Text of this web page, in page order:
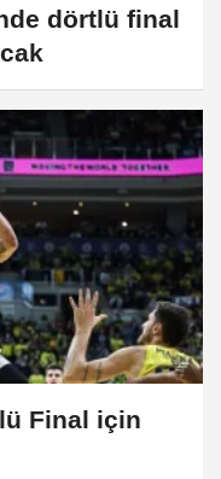
dörtlü final
Final için